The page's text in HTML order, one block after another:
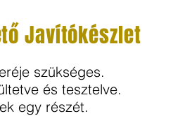
Javítókészlet
szükséges.
és tesztelve.
egy részét.